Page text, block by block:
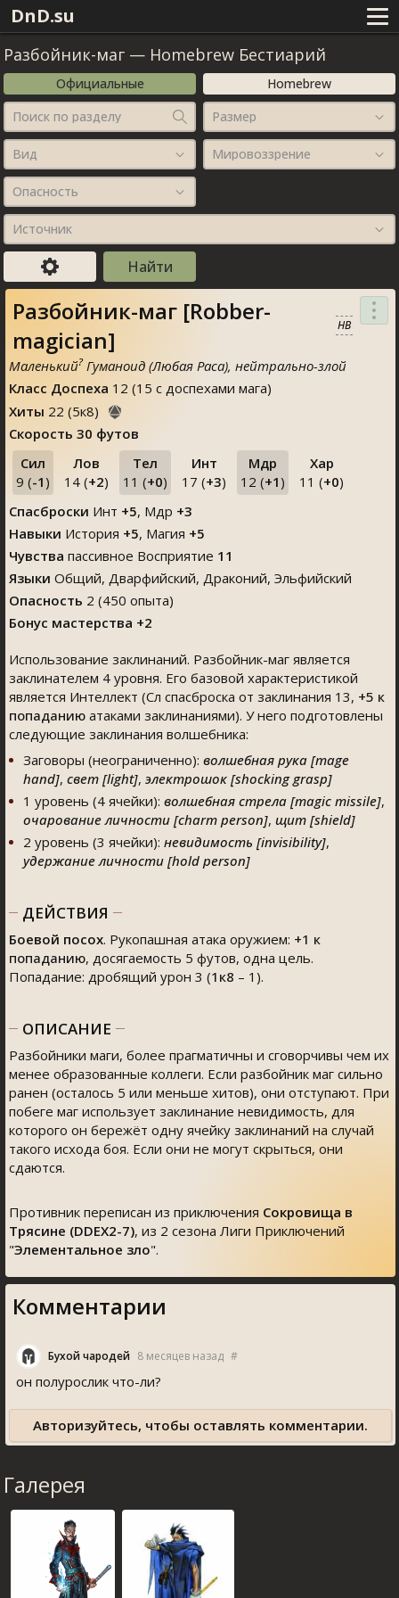
DnD.su
Разбойник-маг — Homebrew Бестиарий
Официальные
Homebrew
Поиск по разделу
Размер
Вид Мировоззрение
Опасность
Источник
Разбойник-маг [Robber-
magician]
HB
Маленький?Гуманоид (Любая Раса), нейтрально-злой
Класс Доспеха 12 (15 с доспехами мага)
Хиты 22 (5к8)
Скорость 30 футов
Сил
9 (-1 )
Лов
14 (+2)
Тел
11 (+0)
Инт
17 (+3)
Мдр
12 (+1 )
Хар
11 (+0)
Спасброски Инт +5, Мдр +3
Навыки История +5, Магия +5
Чувства пассивное Восприятие 11
Языки Общий, Дварфийский, Драконий, Эльфийский
Опасность 2 (450 опыта)
Бонус мастерства +2
Использование заклинаний. Разбойник-маг является
заклинателем 4 уровня. Его базовой характеристикой
является Интеллект (Сл спасброска от заклинания 13, +5 к
попаданию атаками заклинаниями). У него подготовлены
следующие заклинания волшебника:
Заговоры (неограниченно): волшебная рука [mage
hand], свет [light], электрошок [shocking grasp]
1 уровень (4 ячейки): волшебная стрела [magic missile],
очарование личности [charm person], щит [shield]
2 уровень (3 ячейки): невидимость [invisibility],
удержание личности [hold person]
ДЕЙСТВИЯ
Боевой посох. Рукопашная атака оружием: +1 к
попаданию, досягаемость 5 футов, одна цель.
Попадание: дробящий урон 3 (1к8 – 1).
ОПИСАНИЕ
Разбойники маги, более прагматичны и сговорчивы чем их
менее образованные коллеги. Если разбойник маг сильно
ранен (осталось 5 или меньше хитов), они отступают. При
побеге маг использует заклинание невидимость, для
которого он бережёт одну ячейку заклинаний на случай
такого исхода боя. Если они не могут скрыться, они
сдаются.
Противник переписан из приключения Сокровища в
Трясине (DDEX2-7), из 2 сезона Лиги Приключений
"Элементальное зло".
Комментарии
Бухой чародей 8 месяцев назад #
он полурослик что-ли?
Авторизуйтесь, чтобы оставлять комментарии.
Галерея